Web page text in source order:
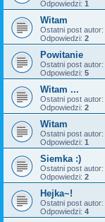
Odpowiedzi: 1
Witam
Ostatni post autor:
Odpowiedzi: 2
Powitanie
Ostatni post autor:
Odpowiedzi: 5
Witam ...
Ostatni post autor:
Odpowiedzi: 2
Witam
Ostatni post autor:
Odpowiedzi: 1
Siemka :)
Ostatni post autor:
Odpowiedzi: 2
Hejka~!
Ostatni post autor:
Odpowiedzi: 4